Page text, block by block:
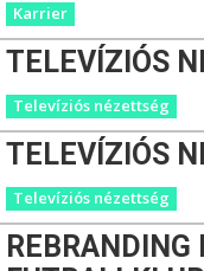
Karrier
TELEVÍZIÓS
Televíziós nézettség
TELEVÍZIÓS
Televíziós nézettség
REBRANDING